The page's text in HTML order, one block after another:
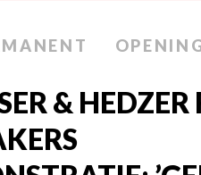
& HEDZER